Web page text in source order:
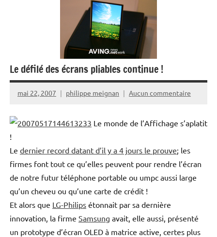
Le défilé des écrans pliables continue !
mai 22, 2007 philippe meignan Aucun commentaire
Le monde de l’Affichage s’aplatit
!
Le dernier record datant d’il y a 4 jours le prouve; les
firmes font tout ce qu’elles peuvent pour rendre l’écran
de notre futur téléphone portable ou umpc aussi large
qu’un cheveu ou qu’une carte de crédit !
Et alors que LG-Philips étonnait par sa dernière
innovation, la firme Samsung avait, elle aussi, présenté
un prototype d’écran OLED à matrice active, certes plus